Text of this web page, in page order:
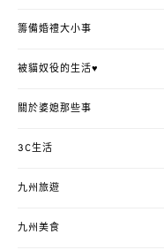
籌備婚禮大小事
被貓奴役的生活♥
關於婆媳那些事
3C生活
九州旅遊
九州美食